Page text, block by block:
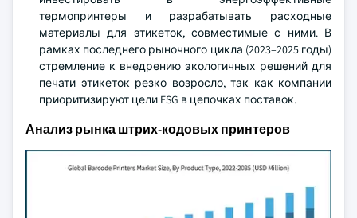
термопринтеры и разрабатывать расходные
материалы для этикеток, совместимые с ними. В
рамках последнего рыночного цикла (2023–2025 годы)
стремление к внедрению экологичных решений для
печати этикеток резко возросло, так как компании
приоритизируют цели ESG в цепочках поставок.
Анализ рынка штрих-кодовых принтеров